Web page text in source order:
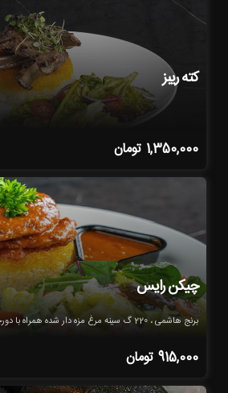
کته ریبز
1,350,000 تومان
چیکن رایس
برنج هاشمی ، 220 گ سینه مرغ مزه دار شده همراه با دورچین
915,000 تومان